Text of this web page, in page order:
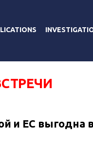
и ЕС выгодна